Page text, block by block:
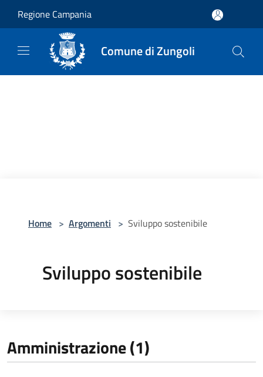
Regione Campania
Comune di Zungoli
Home > Argomenti > Sviluppo sostenibile
Sviluppo sostenibile
Amministrazione (1)